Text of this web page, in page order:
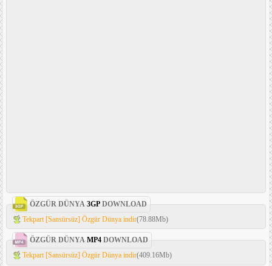
ÖZGÜR DÜNYA 3GP DOWNLOAD
Tekpart [Sansürsüz] Özgür Dünya indir(78.88Mb)
ÖZGÜR DÜNYA MP4 DOWNLOAD
Tekpart [Sansürsüz] Özgür Dünya indir(409.16Mb)